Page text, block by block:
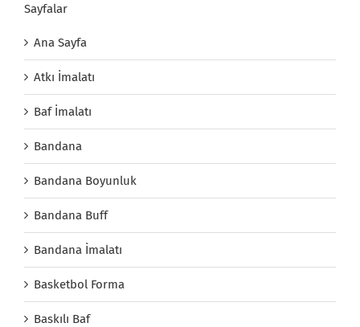
Sayfalar
Ana Sayfa
Atkı İmalatı
Baf İmalatı
Bandana
Bandana Boyunluk
Bandana Buff
Bandana İmalatı
Basketbol Forma
Baskılı Baf